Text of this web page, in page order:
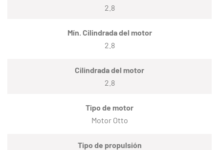
2.8
Mín. Cilindrada del motor
2.8
Cilindrada del motor
2.8
Tipo de motor
Motor Otto
Tipo de propulsión